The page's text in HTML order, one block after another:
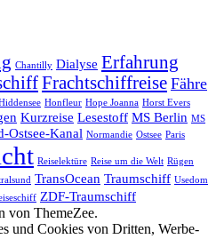
Chantilly Dialyse Erfahrung
Frachtschiffreise Fähre
Honfleur Hope Joanna Horst Evers
Kurzreise Lesestoff MS Berlin MS
Ostsee-Kanal Normandie Ostsee Paris
Reiselektüre Reise um die Welt Rügen
TransOcean Traumschiff Usedom
ZDF-Traumschiff
von ThemeZee.
und Cookies von Dritten, Werbe-